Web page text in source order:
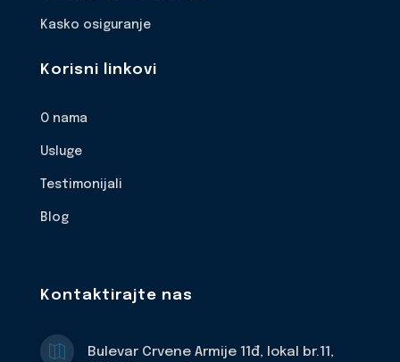
Kasko osiguranje
Korisni linkovi
O nama
Usluge
Testimonijali
Blog
Kontaktirajte nas

Bulevar Crvene Armije 11đ, lokal br.11,